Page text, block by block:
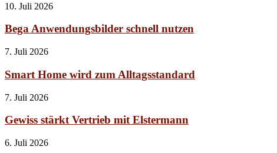
10. Juli 2026
Bega Anwendungsbilder schnell nutzen
7. Juli 2026
Smart Home wird zum Alltagsstandard
7. Juli 2026
Gewiss stärkt Vertrieb mit Elstermann
6. Juli 2026